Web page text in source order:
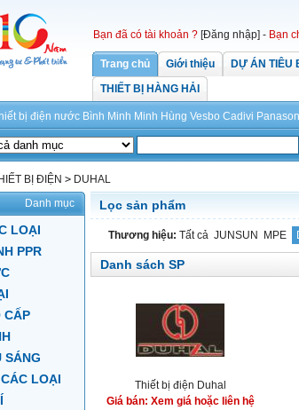
Bạn đã có tài khoản ? [Đăng nhập] - Bạn
Trang chủ Giới thiệu DỰ ÁN TIÊU
THIẾT BỊ HÀNG HẢI
bị điện nước Bình Minh Minh Hùng Vesbo Cadivi
BỊ ĐIỆN > DUHAL
Danh mục
LOẠI
PPR
CẤP
SÁNG
LOẠI
Lọc sản phẩm
Thương hiệu: Tất cả JUNSUN MPE
Danh sách SP
Thiết bị điện Duhal
Giá bán: Xem giá hoặc liên hệ